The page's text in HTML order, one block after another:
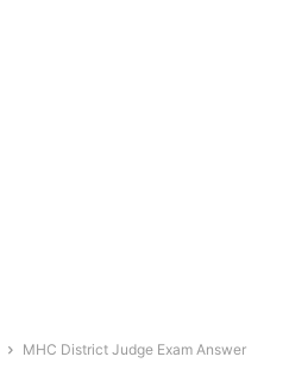
MHC District Judge Exam Answer